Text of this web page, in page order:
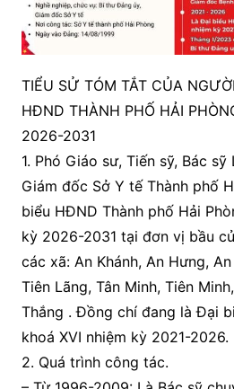
TIỂU SỬ TÓM TẮT CỦA
HĐND THÀNH PHỐ HẢI
2026-2031
1. Phó Giáo sư, Tiến sỹ, Bác sỹ
Giám đốc Sở Y tế Thành phố
biểu HĐND Thành phố Hải
kỳ 2026-2031 tại đơn vị bầu
các xã: An Khánh, An Hưng,
Tiên Lãng, Tân Minh, Tiên
Thắng . Đồng chí đang là Đại
khoá XVI nhiệm kỳ 2021-2026.
2. Quá trình công tác.